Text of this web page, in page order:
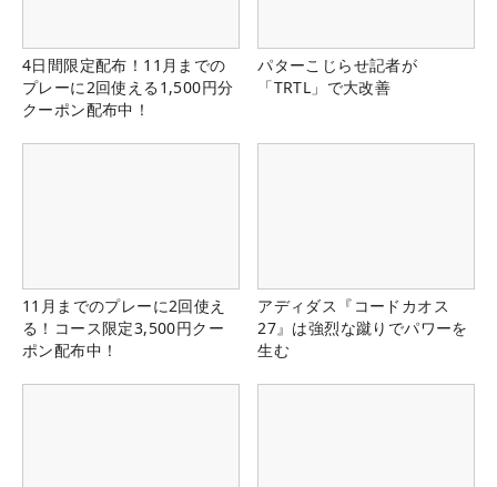
4日間限定配布！11月までの
プレーに2回使える1,500円分
クーポン配布中！
パターこじらせ記者が
「TRTL」で大改善
11月までのプレーに2回使え
る！コース限定3,500円クー
ポン配布中！
アディダス『コードカオス
27』は強烈な蹴りでパワーを
生む